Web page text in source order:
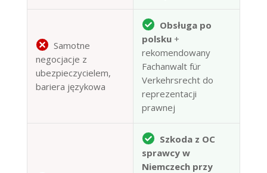
Samotne
negocjacje z
ubezpieczycielem,
bariera językowa
Obsługa po
polsku+
rekomendowany
Fachanwalt für
Verkehrsrecht do
reprezentacji
prawnej
Szkoda z OC
sprawcy w
Niemczech przy